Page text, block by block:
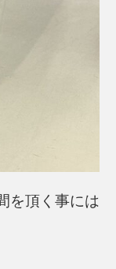
を頂く事には